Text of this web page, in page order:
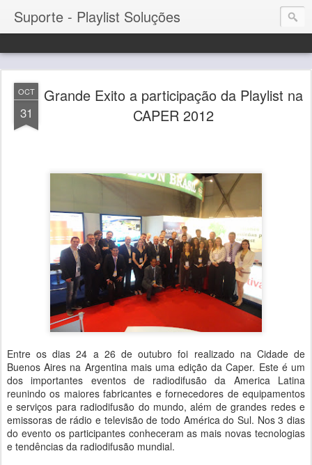
Suporte - Playlist Soluções
OCT
31
Grande Exito a participação da Playlist na
CAPER 2012
Entre os dias 24 a 26 de outubro foi realizado na Cidade de
Buenos Aires na Argentina mais uma edição da Caper. Este é um
dos importantes eventos de radiodifusão da America Latina
reunindo os maiores fabricantes e fornecedores de equipamentos
e serviços para radiodifusão do mundo, além de grandes redes e
emissoras de rádio e televisão de todo América do Sul. Nos 3 dias
do evento os participantes conheceram as mais novas tecnologias
e tendências da radiodifusão mundial.